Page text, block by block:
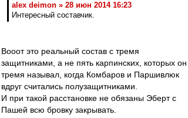
alex deimon » 28 июн 2014 16:23
Интересный составчик.
Вооот это реальный состав с тремя
защитниками, а не пять карпинских, которых он
тремя называл, когда Комбаров и Паршивлюк
вдруг считались полузащитниками.
И при такой расстановке не обязаны Эберт с
Пашей всю бровку закрывать.